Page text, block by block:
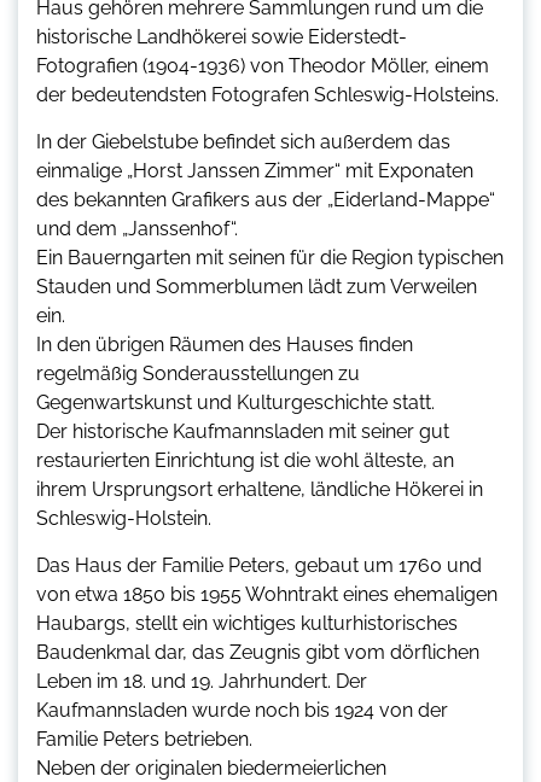
Haus gehören mehrere Sammlungen rund um die
historische Landhökerei sowie Eiderstedt-
Fotografien (1904-1936) von Theodor Möller, einem
der bedeutendsten Fotografen Schleswig-Holsteins.
In der Giebelstube befindet sich außerdem das
einmalige „Horst Janssen Zimmer“ mit Exponaten
des bekannten Grafikers aus der „Eiderland-Mappe“
und dem „Janssenhof“.
Ein Bauerngarten mit seinen für die Region typischen
Stauden und Sommerblumen lädt zum Verweilen
ein.
In den übrigen Räumen des Hauses finden
regelmäßig Sonderausstellungen zu
Gegenwartskunst und Kulturgeschichte statt.
Der historische Kaufmannsladen mit seiner gut
restaurierten Einrichtung ist die wohl älteste, an
ihrem Ursprungsort erhaltene, ländliche Hökerei in
Schleswig-Holstein.
Das Haus der Familie Peters, gebaut um 1760 und
von etwa 1850 bis 1955 Wohntrakt eines ehemaligen
Haubargs, stellt ein wichtiges kulturhistorisches
Baudenkmal dar, das Zeugnis gibt vom dörflichen
Leben im 18. und 19. Jahrhundert. Der
Kaufmannsladen wurde noch bis 1924 von der
Familie Peters betrieben.
Neben der originalen biedermeierlichen